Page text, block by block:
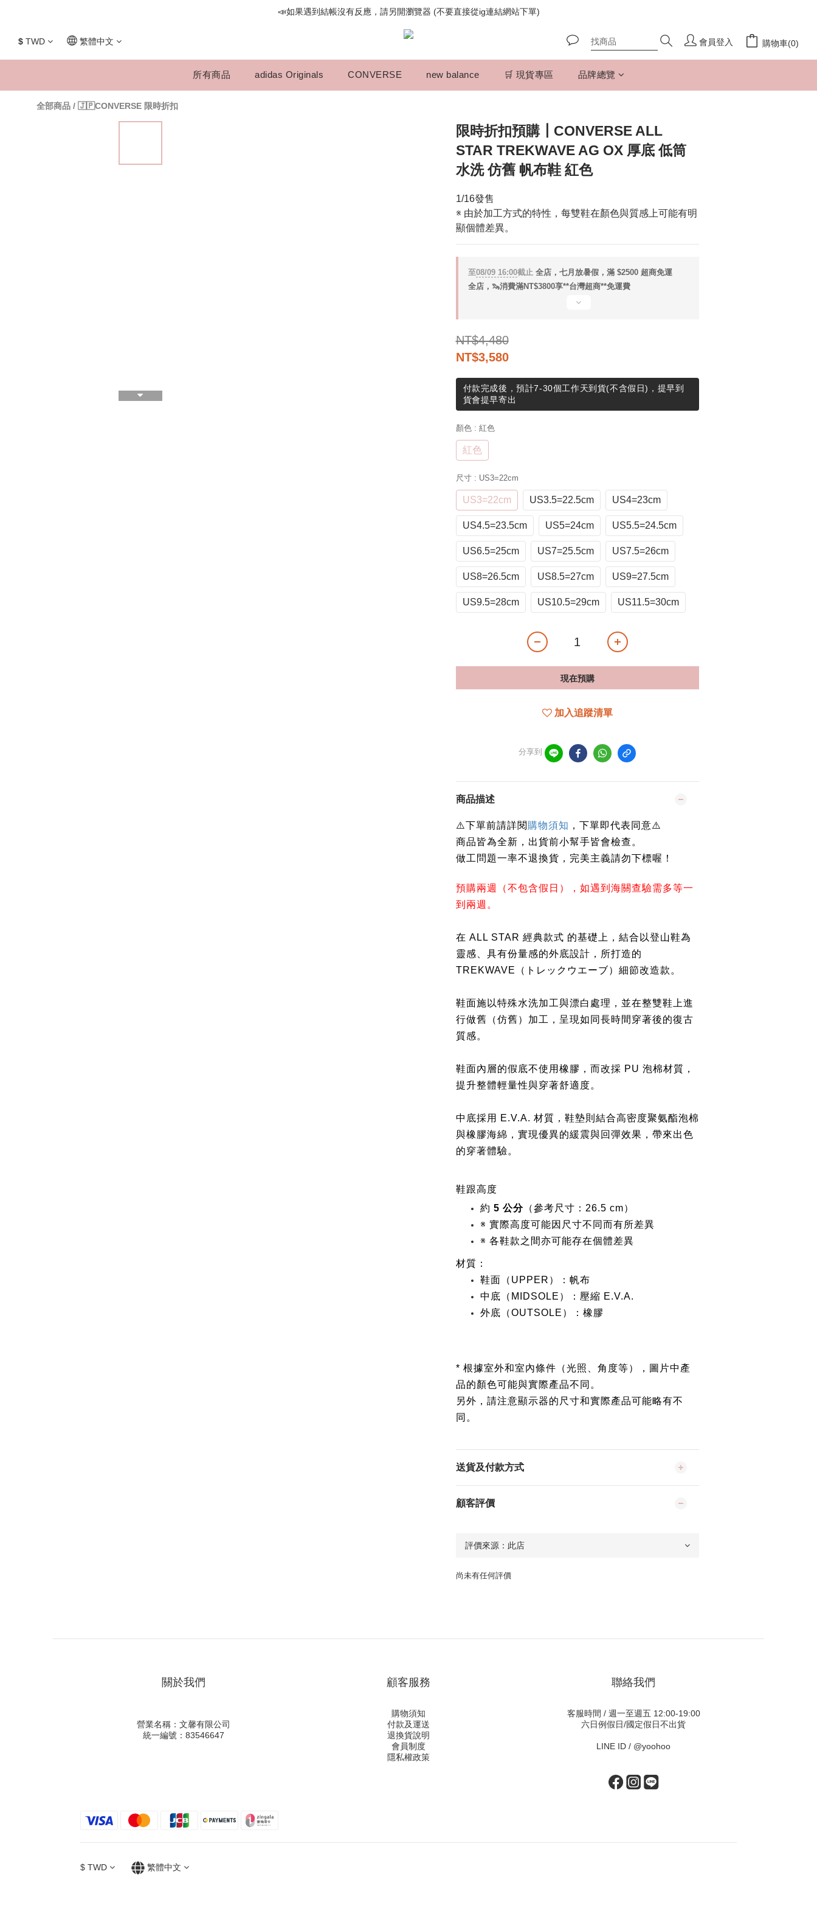
📣如果遇到結帳沒有反應，請另開瀏覽器 (不要直接從ig連結網站下單)
📣如果遇到結帳沒有反應，請另開瀏覽器 (不要直接從ig連結網站下單)
歡迎光臨૮⍝• ᴥ •⍝ა 新品請追蹤官方INSTAGRAM
$ TWD 繁體中文 會員登入 購物車(0)
所有商品 adidas Originals CONVERSE new balance 🛒 現貨專區 品牌總覽
全部商品 / 🇯🇵CONVERSE 限時折扣
限時折扣預購┃CONVERSE ALL
STAR TREKWAVE AG OX 厚底 低筒
水洗 仿舊 帆布鞋 紅色
1/16發售
※ 由於加工方式的特性，每雙鞋在顏色與質感上可能有明
顯個體差異。
至08/09 16:00截止全店，七月放暑假，滿 $2500 超商免運
全店，🦦消費滿NT$3800享**台灣超商**免運費
NT$4,480
NT$3,580
付款完成後，預計7-30個工作天到貨(不含假日)，提早到
貨會提早寄出
顏色 : 紅色
紅色
尺寸 : US3=22cm
US3=22cm US3.5=22.5cm US4=23cm
US4.5=23.5cm US5=24cm US5.5=24.5cm
US6.5=25cm US7=25.5cm US7.5=26cm
US8=26.5cm US8.5=27cm US9=27.5cm
US9.5=28cm US10.5=29cm US11.5=30cm
現在預購
加入追蹤清單
分享到
商品描述
⚠️下單前請詳閱購物須知 ，下單即代表同意⚠️
商品皆為全新，出貨前小幫手皆會檢查。
做工問題一率不退換貨，完美主義請勿下標喔！
預購兩週（不包含假日），如遇到海關查驗需多等一
到兩週。
在 ALL STAR 經典款式 的基礎上，結合以登山鞋為
靈感、具有份量感的外底設計，所打造的
TREKWAVE（トレックウエーブ）細節改造款。
鞋面施以特殊水洗加工與漂白處理，並在整雙鞋上進
行做舊（仿舊）加工，呈現如同長時間穿著後的復古
質感。
鞋面內層的假底不使用橡膠，而改採 PU 泡棉材質，
提升整體輕量性與穿著舒適度。
中底採用 E.V.A. 材質，鞋墊則結合高密度聚氨酯泡棉
與橡膠海綿，實現優異的緩震與回彈效果，帶來出色
的穿著體驗。
鞋跟高度
約 5 公分（參考尺寸：26.5 cm）
※ 實際高度可能因尺寸不同而有所差異
※ 各鞋款之間亦可能存在個體差異
材質：
鞋面（UPPER）：帆布
中底（MIDSOLE）：壓縮 E.V.A.
外底（OUTSOLE）：橡膠
* 根據室外和室內條件（光照、角度等），圖片中產
品的顏色可能與實際產品不同。
另外，請注意顯示器的尺寸和實際產品可能略有不
同。
送貨及付款方式
顧客評價
尚未有任何評價
關於我們
營業名稱：文馨有限公司
統一編號：83546647
顧客服務
購物須知
付款及運送
退換貨說明
會員制度
隱私權政策
聯絡我們
客服時間 / 週一至週五 12:00-19:00
六日例假日/國定假日不出貨
LINE ID / @yoohoo
$ TWD 繁體中文